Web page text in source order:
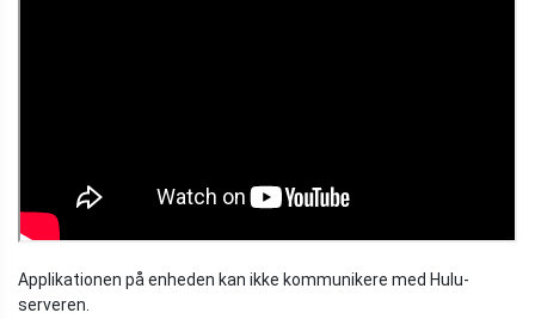
Applikationen på enheden kan ikke kommunikere med Hulu-
serveren.